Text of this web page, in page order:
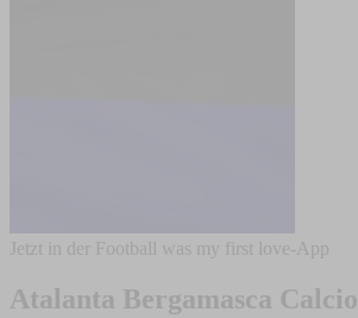
Jetzt in der Football was my first love-App
Atalanta Bergamasca Calcio